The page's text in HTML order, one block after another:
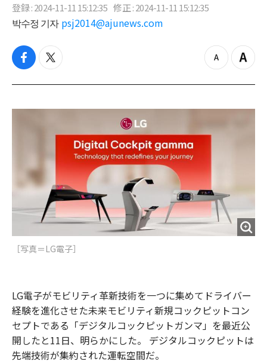
登録 : 2024-11-11 15:12:35 修正 : 2024-11-11 15:12:35
박수정 기자 psj2014@ajunews.com
f
c
b
t
i
t
z
o
o
t
Z
o
i
［写真＝LG電子］
LG電子がモビリティ革新技術を一つに集めてドライバー
経験を進化させた未来モビリティ新規コックピットコン
セプトである「デジタルコックピットガンマ」を最近公
開したと11日、明らかにした。 デジタルコックピットは
先端技術が集約された運転空間だ。